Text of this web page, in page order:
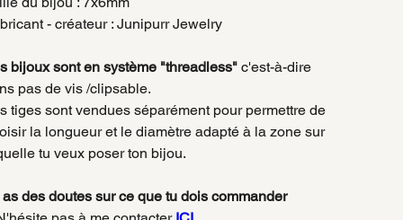
- créateur : Junipurr Jewelry
bijoux sont en système "threadless"c'est-à-dire
pas de vis /clipsable.
tiges sont vendues séparément pour permettre de
la longueur et le diamètre adapté à la zone sur
tu veux poser ton bijou.
as des doutes sur ce que tu dois commander